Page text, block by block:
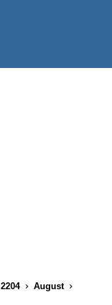
2204 August